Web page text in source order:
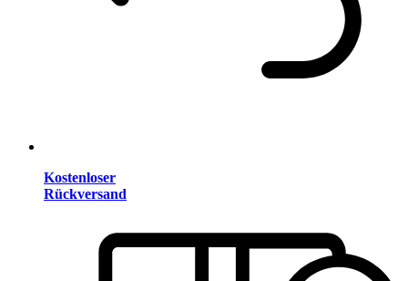
Kostenloser
Rückversand